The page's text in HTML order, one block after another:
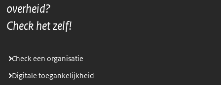
overheid?
Check het zelf!
Check een organisatie
Digitale toegankelijkheid